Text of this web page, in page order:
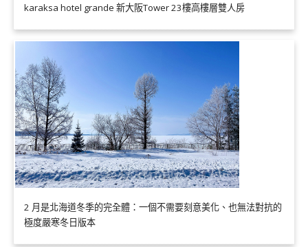
karaksa hotel grande 新大阪Tower 23樓高樓層雙人房
2 月是北海道冬季的完全體：一個不需要刻意美化、也無法對抗的
極度嚴寒冬日版本